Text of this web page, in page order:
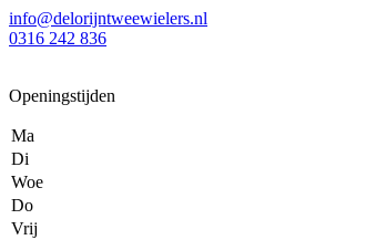
info@delorijntweewielers.nl
0316 242 836
Openingstijden
Ma
Di
Woe
Do
Vrij